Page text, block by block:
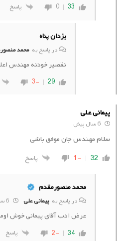
33
0 پاسخ
یزدان پناه
در پاسخ بهمحمد
تقصیر خودته مهندس
29
-3
پیمانی علی
سلام مهندس جان موفق باشی
32
-1 پاسخ
محمد منصورمقدم
در پاسخ بهپیمانی علی
عرض ادب آقای پیمانی خوش
34
-2 پاسخ